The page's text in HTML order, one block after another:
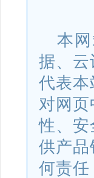
本
据、云
代表本
对网页
性、安
供产品
何责任